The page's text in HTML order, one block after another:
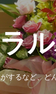
するなど、ど